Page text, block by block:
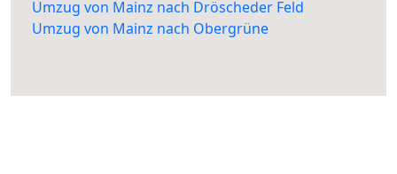
Umzug von Mainz nach Dröscheder Feld
Umzug von Mainz nach Obergrüne